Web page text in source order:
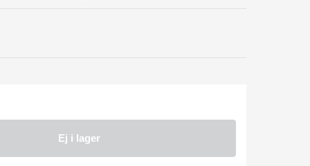
Ej i lager